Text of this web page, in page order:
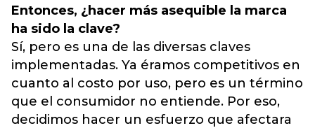
Entonces, ¿hacer más asequible la marca
ha sido la clave?
Sí, pero es una de las diversas claves
implementadas. Ya éramos competitivos en
cuanto al costo por uso, pero es un término
que el consumidor no entiende. Por eso,
decidimos hacer un esfuerzo que afectara